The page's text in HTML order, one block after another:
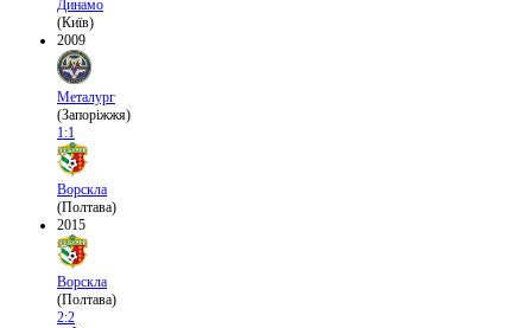
Динамо
(Київ)
2009
Металург
(Запоріжжя)
1:1
Ворскла
(Полтава)
2015
Ворскла
(Полтава)
2:2